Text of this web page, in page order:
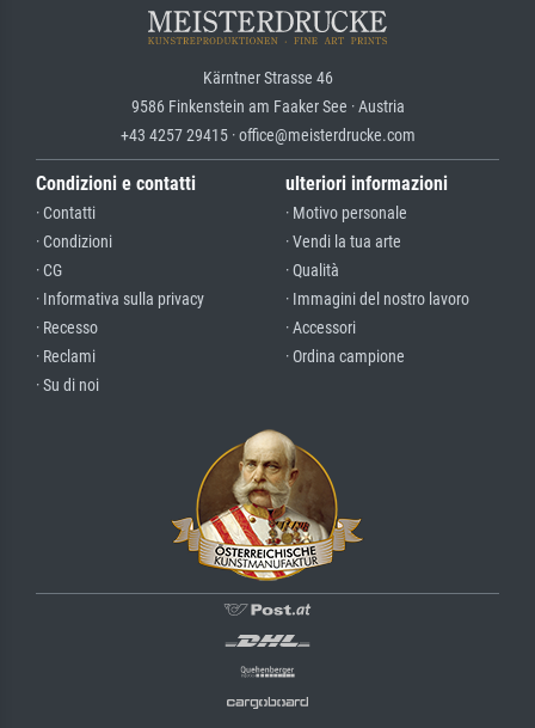
Kärntner Strasse 46
9586 Finkenstein am Faaker See · Austria
+43 4257 29415 · office@meisterdrucke.com
Condizioni e contatti
· Contatti
· Condizioni
· CG
· Informativa sulla privacy
· Recesso
· Reclami
· Su di noi
ulteriori informazioni
· Motivo personale
· Vendi la tua arte
· Qualità
· Immagini del nostro lavoro
· Accessori
· Ordina campione